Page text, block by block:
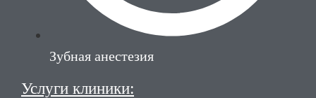
Зубная анестезия
Услуги клиники: